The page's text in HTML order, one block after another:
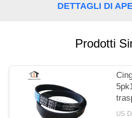
DETTAGLI DI
Prodotti